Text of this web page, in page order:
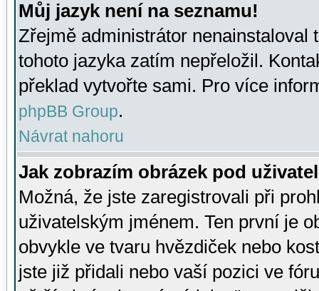
Můj jazyk není na seznamu!
Zřejmě administrátor nenainstaloval
tohoto jazyka zatím nepřeložil.
překlad vytvořte sami. Pro více
phpBB Group.
Návrat nahoru
Jak zobrazím obrázek pod
Možná, že jste zaregistrovali při
uživatelským jménem. Ten první je
obvykle ve tvaru hvězdiček nebo
jste již přidali nebo vaší pozici ve